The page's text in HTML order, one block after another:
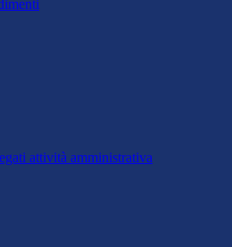
attività amministrativa